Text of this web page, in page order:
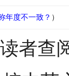
年度不一致？ ）
者查